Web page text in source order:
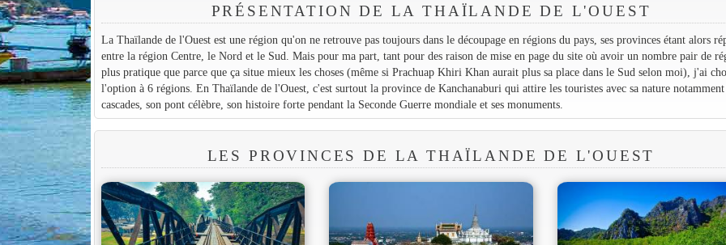
PRÉSENTATION DE LA THAÏLANDE DE L'OUEST
La Thaïlande de l'Ouest est une région qu'on ne retrouve pas toujours dans le découpage en régions du pays, ses provinces étant alors
entre la région Centre, le Nord et le Sud. Mais pour ma part, tant pour des raison de mise en page du site où avoir un nombre pair de
plus pratique que parce que ça situe mieux les choses (même si Prachuap Khiri Khan aurait plus sa place dans le Sud selon moi), j'ai
l'option à 6 régions. En Thaïlande de l'Ouest, c'est surtout la province de Kanchanaburi qui attire les touristes avec sa nature notamment
cascades, son pont célèbre, son histoire forte pendant la Seconde Guerre mondiale et ses monuments.
LES PROVINCES DE LA THAÏLANDE DE L'OUEST